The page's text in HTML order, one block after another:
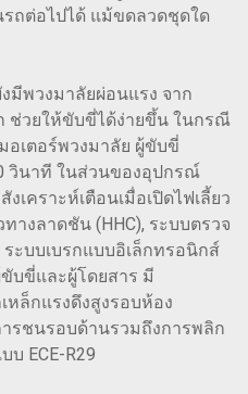
ถต่อไปได้ แม้ขดลวดชุดใด
มีพวงมาลัยผ่อนแรง จาก
ช่วยให้ขับขี่ได้ง่ายขึ้น ในกรณี
อเตอร์พวงมาลัย ผู้ขับขี่
วินาที ในส่วนของอุปกรณ์
เคราะห์เตือนเมื่อเปิดไฟเลี้ยว
างลาดชัน (HHC), ระบบตรวจ
ะบบเบรกแบบอิเล็กทรอนิกส์
บขี่และผู้โดยสาร มี
หล็กแรงดึงสูงรอบห้อง
รชนรอบด้านรวมถึงการพลิก
ECE-R29